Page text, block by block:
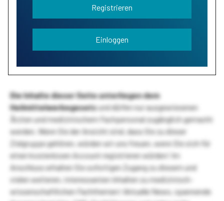
Registrieren
Einloggen
Die Inhalte dieser Seite unterliegen dem
Heilmittelwerbegesetzund dürfen nur ausgewiesenen
Ärzten und medizinischem Fachpersonal zugänglich gemacht
werden. Wenn Sie der Ansicht sind, dass Sie zu dieser
Zielgruppe gehören, würden wir uns freuen, wenn Sie sich für
einen kostenlosen Account registrieren würden! Im
Anschluss erhalten Sie sofortigen Zugang zu diesem und
vielen weiteren, interessanten Inhalten zu medizinisch-
wissenschaftlichen Fachthemen! Aktuelle News, spannende